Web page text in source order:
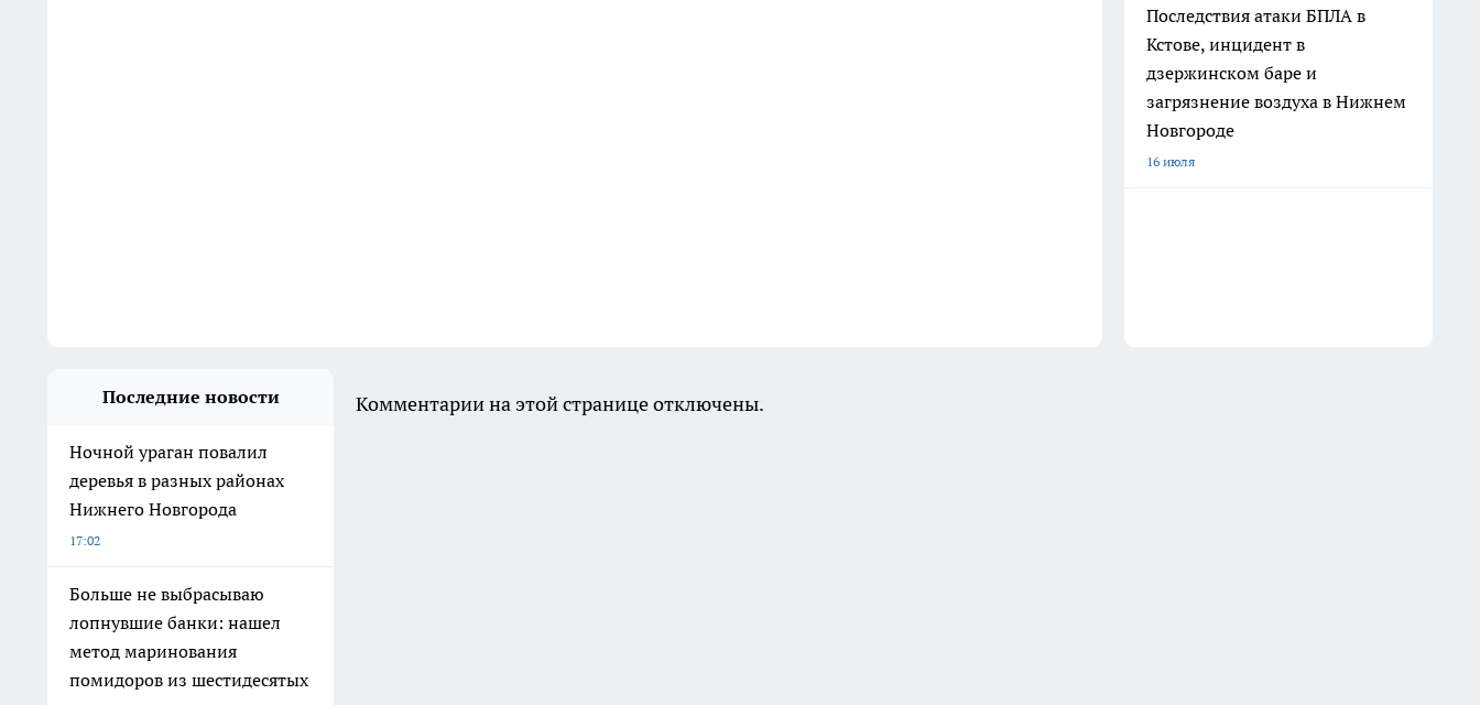
Последствия атаки БПЛА в
Кстове, инцидент в
дзержинском баре и
загрязнение воздуха в Нижнем
Новгороде
16 июля
Последние новости
Ночной ураган повалил
деревья в разных районах
Нижнего Новгорода
17:02
Больше не выбрасываю
лопнувшие банки: нашел
метод маринования
помидоров из шестидесятых
Комментарии на этой странице отключены.